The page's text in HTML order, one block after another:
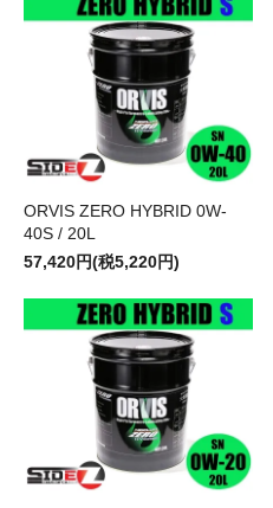
ORVIS ZERO HYBRID 0W-
40S / 20L
57,420円(税5,220円)